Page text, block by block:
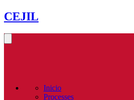
CEJIL
Inicio
Processes